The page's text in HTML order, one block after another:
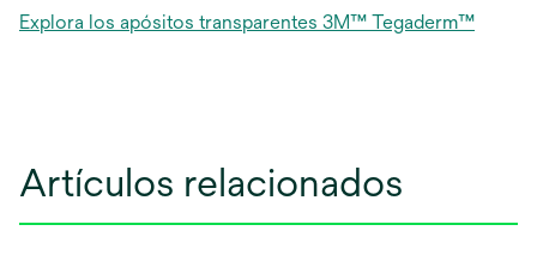
Explora los apósitos transparentes 3M™ Tegaderm™se
Artículos relacionados